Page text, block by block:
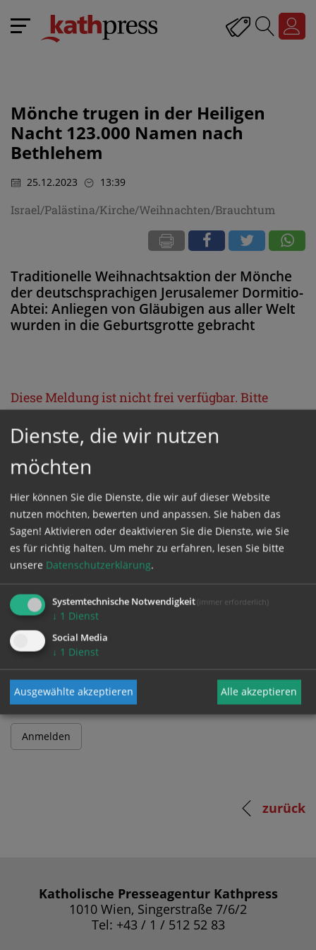
Mönche trugen in der Heiligen
Nacht 123.000 Namen nach
Bethlehem
25.12.2023 13:39
Israel/Palästina/Kirche/Weihnachten/Brauchtum
Traditionelle Weihnachtsaktion der Mönche
der deutschsprachigen Jerusalemer Dormitio-
Abtei: Anliegen von Gläubigen aus aller Welt
wurden in die Geburtsgrotte gebracht
Diese Meldung ist nicht frei verfügbar. Bitte
ProduktKathpress_online.
GESCHÜTZTER BEREICH
Bitte melden Sie sich mit Ihrem Benutzernamen
und Passwort an.
Benutzername
Passwort
zurück
Katholische Presseagentur Kathpress
1010 Wien, Singerstraße 7/6/2
Tel: +43 / 1 / 512 52 83
Dienste, die wir nutzen
möchten
Hier können Sie die Dienste, die wir auf dieser Website
nutzen möchten, bewerten und anpassen. Sie haben das
Sagen! Aktivieren oder deaktivieren Sie die Dienste, wie Sie
es für richtig halten. Um mehr zu erfahren, lesen Sie bitte
unsere Datenschutzerklärung.
Systemtechnische Notwendigkeit (immer erforderlich)
↓ 1 Dienst
Social Media
↓ 1 Dienst
Ausgewählte akzeptieren Alle akzeptieren